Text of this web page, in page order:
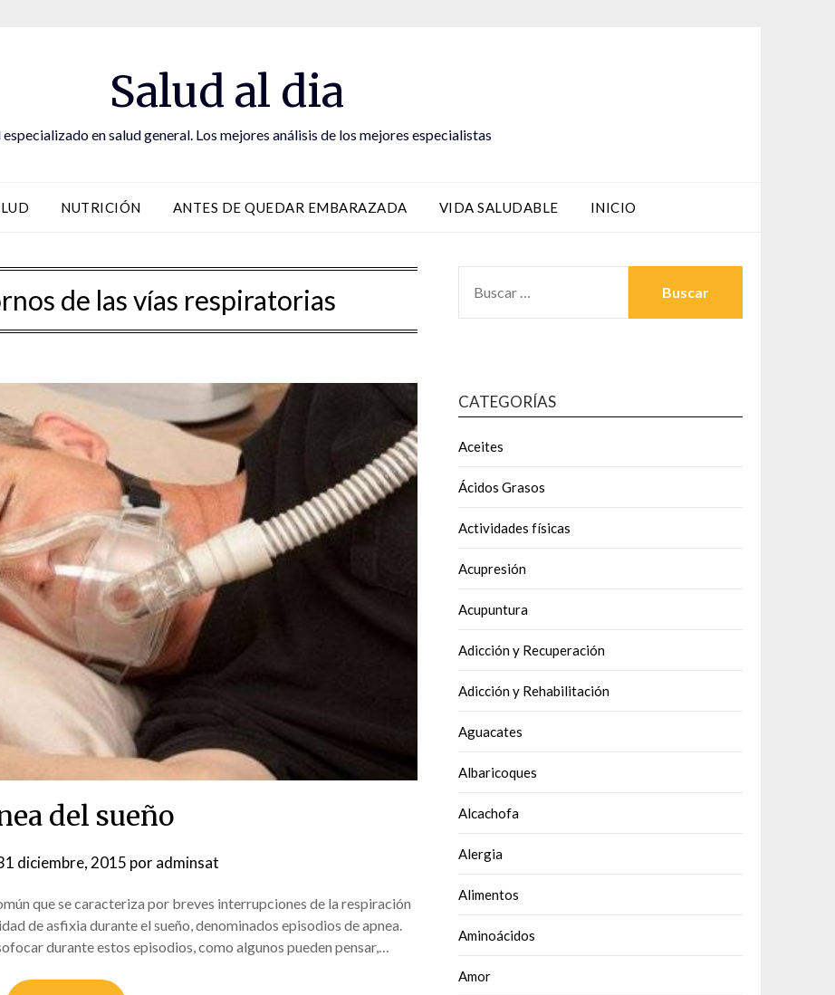
Salud al dia
en salud general. Los mejores análisis de los mejores especialistas
NUTRICIÓN ANTES DE QUEDAR EMBARAZADA VIDA SALUDABLE INICIO
de las vías respiratorias
del sueño
diciembre, 2015 poradminsat
que se caracteriza por breves interrupciones de la respiración
de asfixia durante el sueño, denominados episodios de apnea.
durante estos episodios, como algunos pueden pensar,…
CATEGORÍAS
Aceites
Ácidos Grasos
Actividades físicas
Acupresión
Acupuntura
Adicción y Recuperación
Adicción y Rehabilitación
Aguacates
Albaricoques
Alcachofa
Alergia
Alimentos
Aminoácidos
Amor